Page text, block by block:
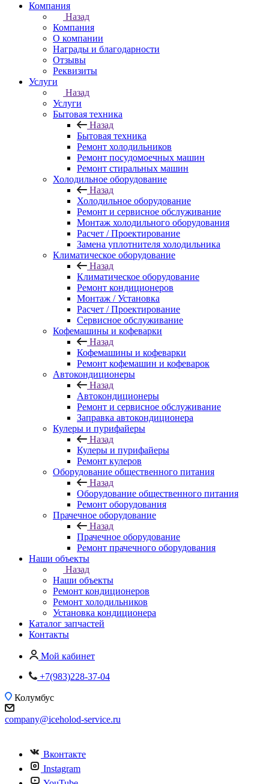
Компания
Назад
Компания
О компании
Награды и благодарности
Отзывы
Реквизиты
Услуги
Назад
Услуги
Бытовая техника
Назад
Бытовая техника
Ремонт холодильников
Ремонт посудомоечных машин
Ремонт стиральных машин
Холодильное оборудование
Назад
Холодильное оборудование
Ремонт и сервисное обслуживание
Монтаж холодильного оборудования
Расчет / Проектирование
Замена уплотнителя холодильника
Климатическое оборудование
Назад
Климатическое оборудование
Ремонт кондиционеров
Монтаж / Установка
Расчет / Проектирование
Сервисное обслуживание
Кофемашины и кофеварки
Назад
Кофемашины и кофеварки
Ремонт кофемашин и кофеварок
Автокондиционеры
Назад
Автокондиционеры
Ремонт и сервисное обслуживание
Заправка автокондиционера
Кулеры и пурифайеры
Назад
Кулеры и пурифайеры
Ремонт кулеров
Оборудование общественного питания
Назад
Оборудование общественного питания
Ремонт оборудования
Прачечное оборудование
Назад
Прачечное оборудование
Ремонт прачечного оборудования
Наши объекты
Назад
Наши объекты
Ремонт кондиционеров
Ремонт холодильников
Установка кондиционера
Каталог запчастей
Контакты
Мой кабинет
+7(983)228-37-04
Колумбус
company@iceholod-service.ru
Вконтакте
Instagram